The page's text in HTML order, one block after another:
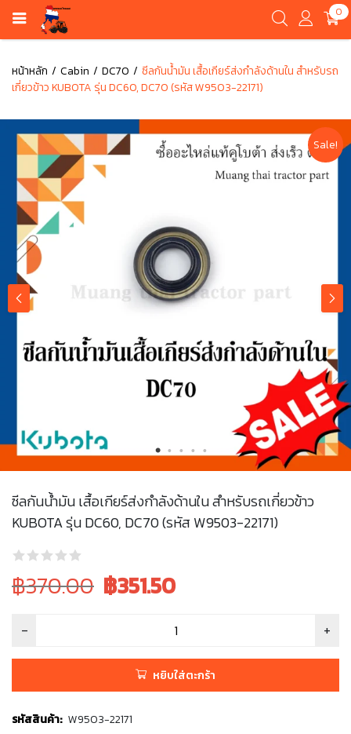
0
หน้าหลัก Cabin DC70
ซีลกันน้ำมัน เสื้อเกียร์ส่งกำลังด้านใน สำหรับรถ
เกี่ยวข้าว KUBOTA รุ่น DC60, DC70 (รหัส W9503-22171)
Sale!
ซีลกันน้ำมัน เสื้อเกียร์ส่งกำลังด้านใน สำหรับรถเกี่ยวข้าว
KUBOTA รุ่น DC60, DC70 (รหัส W9503-22171)
Original
price
was:
฿370.00 Current
฿351.50
หยิบใส่ตะกร้า
รหัสสินค้า: W9503-22171